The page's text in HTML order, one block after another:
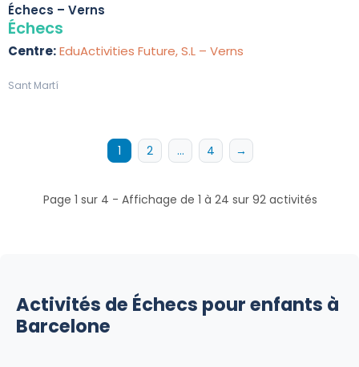
Échecs – Verns
Échecs
Centre:EduActivities Future, S.L – Verns
Sant Martí
1 2 … 4 →
Page 1 sur 4 - Affichage de 1 à 24 sur 92 activités
Activités de Échecs pour enfants à
Barcelone